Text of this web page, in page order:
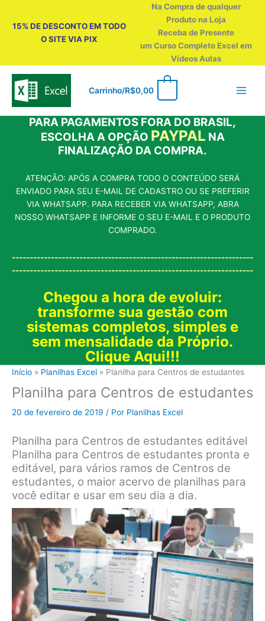
15% DE DESCONTO EM TODO
O SITE VIA PIX
Na Compra de qualquer
Produto na Loja
Receba de Presente
um Curso Completo Excel em
Vídeos Aulas
Carrinho/R$0,00
PARA PAGAMENTOS FORA DO BRASIL,
ESCOLHA A OPÇÃO PAYPAL NA
FINALIZAÇÃO DA COMPRA.
ATENÇÃO: APÓS A COMPRA TODO O CONTEÚDO SERÁ
ENVIADO PARA SEU E-MAIL DE CADASTRO OU SE PREFERIR
VIA WHATSAPP. PARA RECEBER VIA WHATSAPP, ABRA
NOSSO WHATSAPP E INFORME O SEU E-MAIL E O PRODUTO
COMPRADO.
--------------------------------------------------------------------
--------------------------------------------------------------------
Chegou a hora de evoluir:
transforme sua gestão com
sistemas completos, simples e
sem mensalidade da Próprio.
Clique Aqui!!!
Início Planilhas Excel Planilha para Centros de estudantes
Planilha para Centros de estudantes
20 de fevereiro de 2019 / Por Planilhas Excel
Planilha para Centros de estudantes editável
Planilha para Centros de estudantes pronta e
editável, para vários ramos de Centros de
estudantes, o maior acervo de planilhas para
você editar e usar em seu dia a dia.